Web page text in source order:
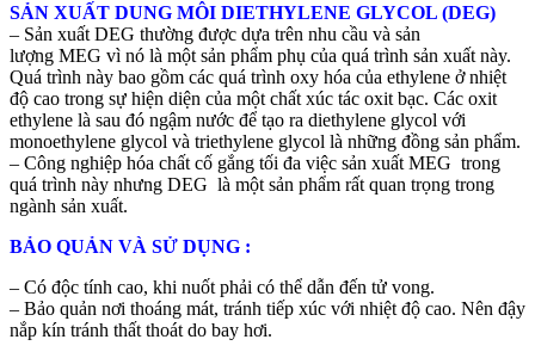
SẢN XUẤT DUNG MÔI DIETHYLENE GLYCOL (DEG)
– Sản xuất DEG thường được dựa trên nhu cầu và sản
lượng MEG vì nó là một sản phẩm phụ của quá trình sản xuất này.
Quá trình này bao gồm các quá trình oxy hóa của ethylene ở nhiệt
độ cao trong sự hiện diện của một chất xúc tác oxit bạc. Các oxit
ethylene là sau đó ngậm nước để tạo ra diethylene glycol với
monoethylene glycol và triethylene glycol là những đồng sản phẩm.
– Công nghiệp hóa chất cố gắng tối đa việc sản xuất MEG trong
quá trình này nhưng DEG là một sản phẩm rất quan trọng trong
ngành sản xuất.
BẢO QUẢN VÀ SỬ DỤNG :
– Có độc tính cao, khi nuốt phải có thể dẫn đến tử vong.
– Bảo quản nơi thoáng mát, tránh tiếp xúc với nhiệt độ cao. Nên đậy
nắp kín tránh thất thoát do bay hơi.